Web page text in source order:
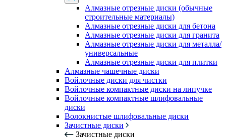
Алмазные отрезные диски (обычные
строительные материалы)
Алмазные отрезные диски для бетона
Алмазные отрезные диски для гранита
Алмазные отрезные диски для металла/
универсальные
Алмазные отрезные диски для плитки
Алмазные чашечные диски
Войлочные диски для чистки
Войлочные компактные диски на липучке
Войлочные компактные шлифовальные
диски
Волокнистые шлифовальные диски
Зачистные диски
Зачистные диски